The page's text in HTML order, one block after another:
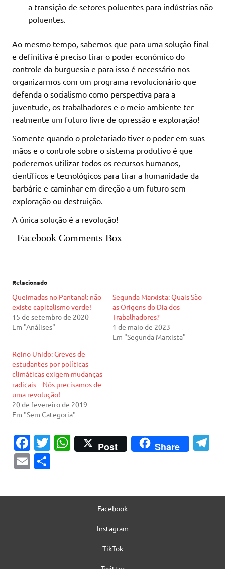
a transição de setores poluentes para indústrias não
poluentes.
Ao mesmo tempo, sabemos que para uma solução final
e definitiva é preciso tirar o poder econômico do
controle da burguesia e para isso é necessário nos
organizarmos com um programa revolucionário que
defenda o socialismo como perspectiva para a
juventude, os trabalhadores e o meio-ambiente ter
realmente um futuro livre de opressão e exploração!
Somente quando o proletariado tiver o poder em suas
mãos e o controle sobre o sistema produtivo é que
poderemos utilizar todos os recursos humanos,
científicos e tecnológicos para tirar a humanidade da
barbárie e caminhar em direção a um futuro sem
exploração ou destruição.
A única solução é a revolução!
Facebook Comments Box
Relacionado
Queimadas no Pantanal: não
existe capitalismo verde!
15 de setembro de 2020
Em "Análises"
Segunda Marxista: Quais São
as Origens do Dia dos
Trabalhadores?
1 de maio de 2023
Em "Segunda Marxista"
Reino Unido: Greves de
estudantes por políticas
climáticas exigem mudanças
radicais – Nós precisamos de
uma revolução!
20 de fevereiro de 2019
Em "Sem Categoria"
Fa
c
e
b
T
te
W
h
s
Post Share
gr
E
ai ar
Facebook
Instagram
TikTok